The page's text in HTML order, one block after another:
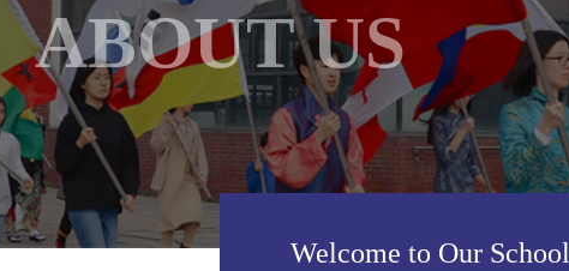
ABOUT US
Welcome to Our School